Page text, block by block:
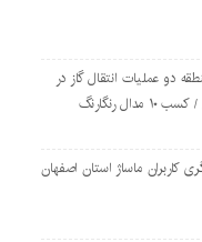
دو عملیات انتقال گاز در
رنگارنگ
کاربران ماساژ استان اصفهان